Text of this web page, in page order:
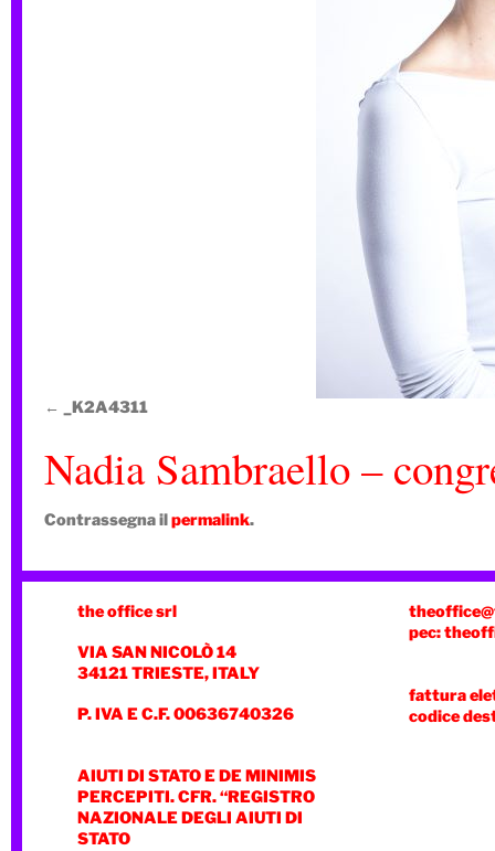
_K2A4311
Nadia Sambraello –
Contrassegna ilpermalink.
the office srl
VIA SAN NICOLÒ 14
34121 TRIESTE, ITALY
P. IVA E C.F. 00636740326
AIUTI DI STATO E DE MINIMIS
PERCEPITI. CFR. “REGISTRO
NAZIONALE DEGLI AIUTI DI
STATO
pec:
fattura
codice